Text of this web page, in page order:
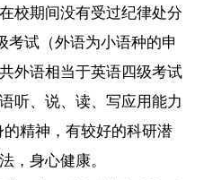
校期间没有受过纪律处分
试（外语为小语种的申
外语相当于英语四级考试
听、说、读、写应用能力
神，有较好的科研潜
，身心健康。